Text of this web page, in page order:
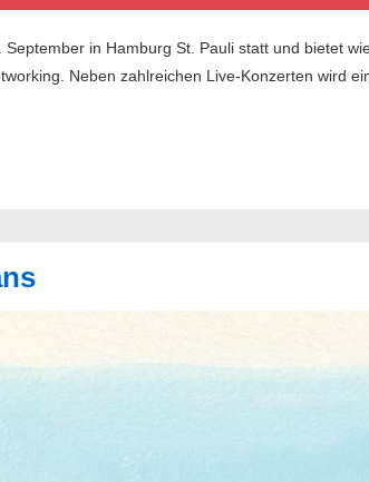
in Hamburg St. Pauli statt und bietet
Neben zahlreichen Live-Konzerten wird